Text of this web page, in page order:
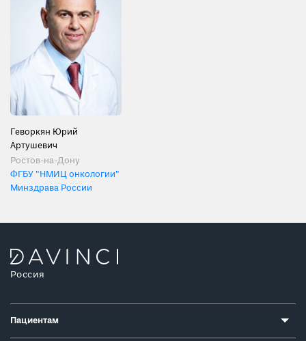
Геворкян Юрий
Артушевич
Ростов-на-Дону
ФГБУ "НМИЦ онкологии"
Минздрава России
Россия
Пациентам